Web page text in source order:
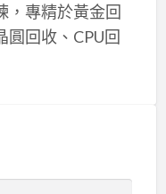
，專精於黃金回
回收、CPU回